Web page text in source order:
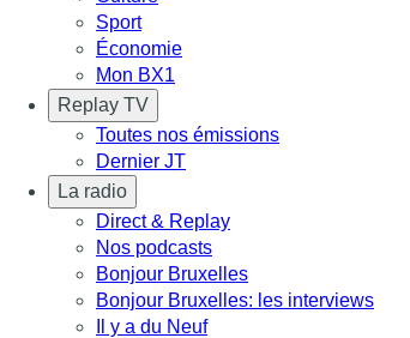
Sport
Économie
Mon BX1
Replay TV
Toutes nos émissions
Dernier JT
La radio
Direct & Replay
Nos podcasts
Bonjour Bruxelles
Bonjour Bruxelles: les interviews
Il y a du Neuf